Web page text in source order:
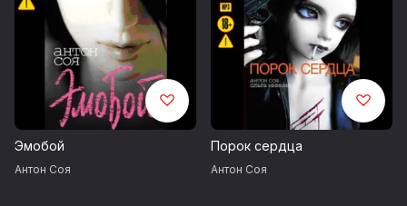
Эмобой
Антон Соя
Порок сердца
Антон Соя